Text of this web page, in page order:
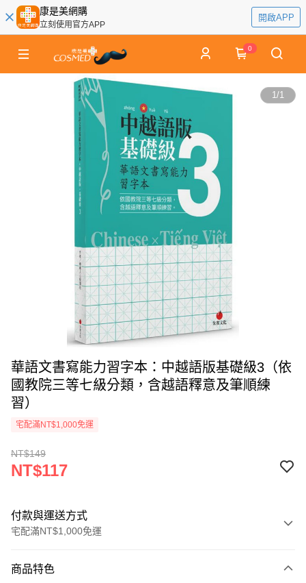
康是美網購
立刻使用官方APP
開啟APP
0
1/1
華語文書寫能力習字本：中越語版基礎級3（依
國教院三等七級分類，含越語釋意及筆順練
習）
宅配滿NT$1,000免運
NT$149
NT$117
付款與運送方式
宅配滿NT$1,000免運
icash Pay
商品特色